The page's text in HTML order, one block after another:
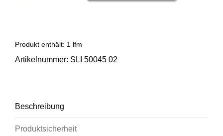
SLI
Produkt enthält: 1 lfm
Artikelnummer: SLI 50045 02
Beschreibung
Produktsicherheit